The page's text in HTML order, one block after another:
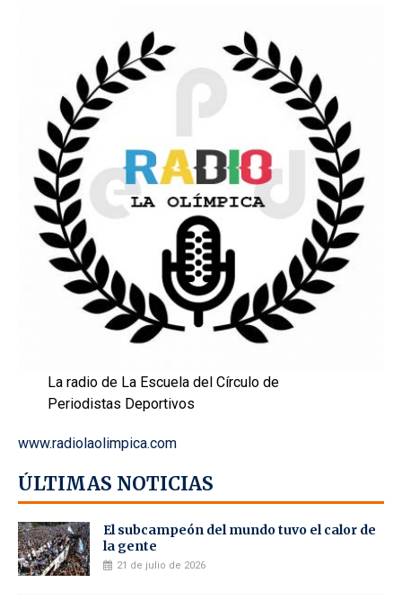
La radio de La Escuela del Círculo de
Periodistas Deportivos
www.radiolaolimpica.com
ÚLTIMAS NOTICIAS
El subcampeón del mundo tuvo el calor de
la gente
21 de julio de 2026